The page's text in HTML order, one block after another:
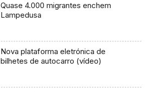
Quase 4.000 migrantes enchem
Lampedusa
Nova plataforma eletrónica de
bilhetes de autocarro (vídeo)